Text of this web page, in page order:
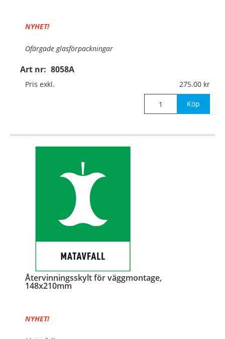
Art nr: 8058A
NYHET!
Ofärgade glasförpackningar
Material:Aluminium, 0,7mm (väggmontage)
Pris exkl. 275.00
Köp
Återvinningsskylt för väggmontage,
148x210mm
NYHET!